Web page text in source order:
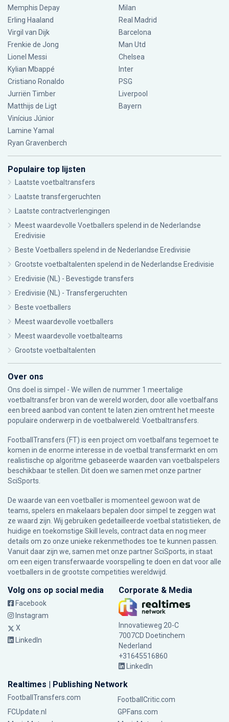
Memphis Depay
Erling Haaland
Virgil van Dijk
Frenkie de Jong
Lionel Messi
Kylian Mbappé
Cristiano Ronaldo
Jurriën Timber
Matthijs de Ligt
Vinícius Júnior
Lamine Yamal
Ryan Gravenberch
Milan
Real Madrid
Barcelona
Man Utd
Chelsea
Inter
PSG
Liverpool
Bayern
Populaire top lijsten
Laatste voetbaltransfers
Laatste transfergeruchten
Laatste contractverlengingen
Meest waardevolle Voetballers spelend in de Nederlandse
Eredivisie
Beste Voetballers spelend in de Nederlandse Eredivisie
Grootste voetbaltalenten spelend in de Nederlandse Eredivisie
Eredivisie (NL) - Bevestigde transfers
Eredivisie (NL) - Transfergeruchten
Beste voetballers
Meest waardevolle voetballers
Meest waardevolle voetbalteams
Grootste voetbaltalenten
Over ons
Ons doel is simpel - We willen de nummer 1 meertalige
voetbaltransfer bron van de wereld worden, door alle voetbalfans
een breed aanbod van content te laten zien omtrent het meeste
populaire onderwerp in de voetbalwereld: Voetbaltransfers.
FootballTransfers (FT) is een project om voetbalfans tegemoet te
komen in de enorme interesse in de voetbal transfermarkt en om
realistische op algoritme gebaseerde waarden van voetbalspelers
beschikbaar te stellen. Dit doen we samen met onze partner
SciSports
De waarde van een voetballer is momenteel gewoon wat de
teams, spelers en makelaars bepalen door simpel te zeggen wat
ze waard zijn. Wij gebruiken gedetailleerde voetbal statistieken, de
huidige en toekomstige Skill levels, contract data en nog meer
details om zo onze unieke rekenmethodes toe te kunnen passen.
Vanuit daar zijn we, samen met onze partner SciSports, in staat
om een eigen transferwaarde voorspelling te doen en dat voor alle
voetballers in de grootste competities wereldwijd.
Volg ons op social media
Facebook
Instagram
X
LinkedIn
Corporate & Media
Innovatieweg 20-C
7007CD Doetinchem
Nederland
+31645516860
LinkedIn
Realtimes | Publishing Network
FootballTransfers.com
FootballCritic.com
FCUpdate.nl
GPFans.com